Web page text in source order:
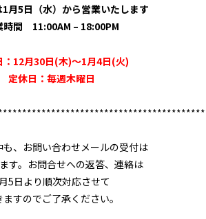
1月5日（水）から営業いたします
時間 11:00AM – 18:00PM
：12月30日(木)～1月4日(火)
定休日：毎週木曜日
も、お問い合わせメールの受付は
す。お問合せへの返答、連絡は
5日より順次対応させて
ますのでご了承ください。